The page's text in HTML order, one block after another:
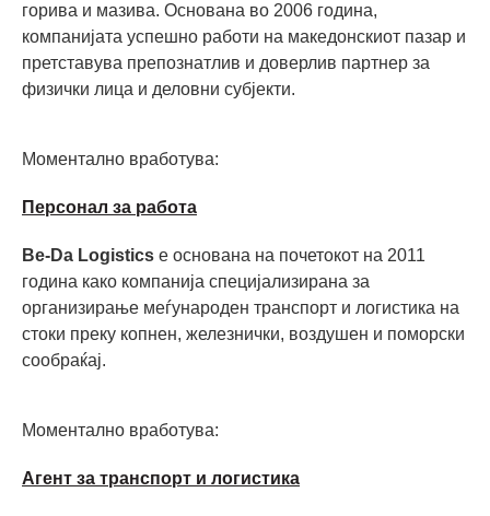
горива и мазива. Основана во 2006 година,
компанијата успешно работи на македонскиот пазар и
претставува препознатлив и доверлив партнер за
физички лица и деловни субјекти.
Моментално вработува:
Персонал за работа
Be-Da Logistics е основана на почетокот на 2011
година како компанија специјализирана за
организирање меѓународен транспорт и логистика на
стоки преку копнен, железнички, воздушен и поморски
сообраќај.
Моментално вработува:
Агент за транспорт и логистика